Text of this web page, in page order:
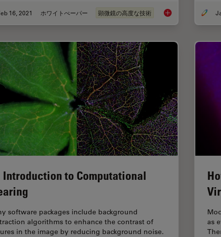
16, 2021 ホワイトぺーパー 顕微鏡の高度な技術 The Power of
Introduction to Computational
software packages include background
algorithms to enhance the contrast of
in the image by reducing background noise.
as